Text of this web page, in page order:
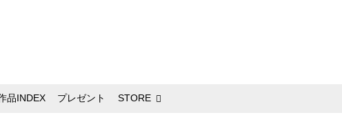
品INDEX プレゼント STORE